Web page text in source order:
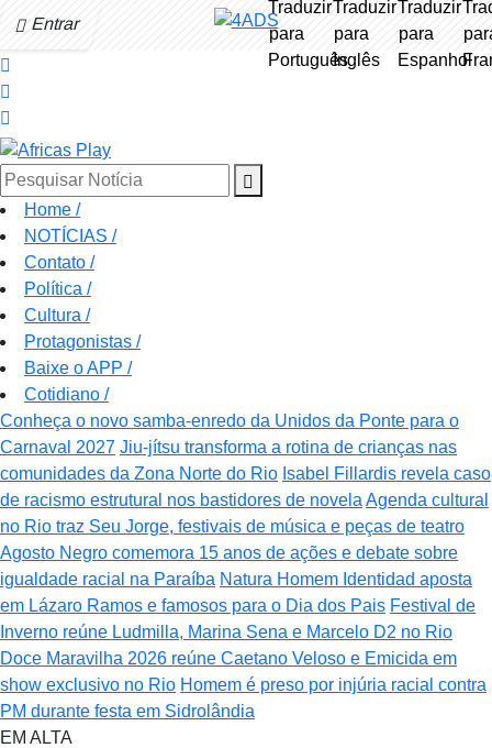
Entrar
Pesquisar Notícia
Home /
NOTÍCIAS /
Contato /
Política /
Cultura /
Protagonistas /
Baixe o APP /
Cotidiano /
Conheça o novo samba-enredo da Unidos da Ponte para o
Carnaval 2027 Jiu-jítsu transforma a rotina de crianças nas
comunidades da Zona Norte do Rio Isabel Fillardis revela caso
de racismo estrutural nos bastidores de novela Agenda cultural
no Rio traz Seu Jorge, festivais de música e peças de teatro
Agosto Negro comemora 15 anos de ações e debate sobre
igualdade racial na Paraíba Natura Homem Identidad aposta
em Lázaro Ramos e famosos para o Dia dos Pais Festival de
Inverno reúne Ludmilla, Marina Sena e Marcelo D2 no Rio
Doce Maravilha 2026 reúne Caetano Veloso e Emicida em
show exclusivo no Rio Homem é preso por injúria racial contra
PM durante festa em Sidrolândia
EM ALTA